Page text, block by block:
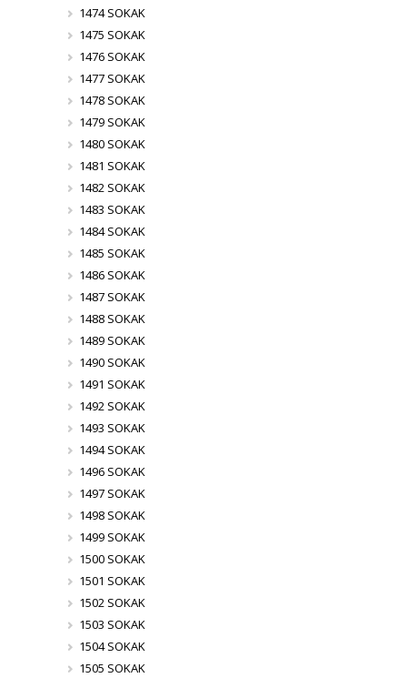
1474 SOKAK
1475 SOKAK
1476 SOKAK
1477 SOKAK
1478 SOKAK
1479 SOKAK
1480 SOKAK
1481 SOKAK
1482 SOKAK
1483 SOKAK
1484 SOKAK
1485 SOKAK
1486 SOKAK
1487 SOKAK
1488 SOKAK
1489 SOKAK
1490 SOKAK
1491 SOKAK
1492 SOKAK
1493 SOKAK
1494 SOKAK
1496 SOKAK
1497 SOKAK
1498 SOKAK
1499 SOKAK
1500 SOKAK
1501 SOKAK
1502 SOKAK
1503 SOKAK
1504 SOKAK
1505 SOKAK